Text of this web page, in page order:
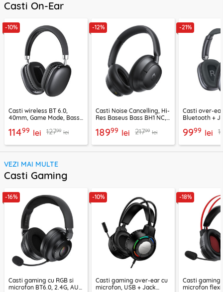
Casti On-Ear
-10%
Casti wireless BT 6.0,
40mm, Game Mode, Bass
11499 lei 12799 lei
-12%
Casti Noise Cancelling, Hi-
Res Baseus Bass BH1 NC,
18999 lei 21799 lei
-21%
Casti over-
Bluetooth +
9999 lei
VEZI MAI MULTE
Casti Gaming
-16%
Casti gaming cu RGB si
microfon BT6.0, 2.4G, AUX
-10%
Casti gaming over-ear cu
microfon, USB + Jack
-18%
Casti gaming
microfon